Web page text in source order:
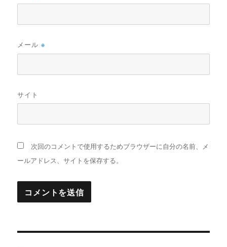
メール※
サイト
次回のコメントで使用するためブラウザーに自分の名前、メ
ールアドレス、サイトを保存する。